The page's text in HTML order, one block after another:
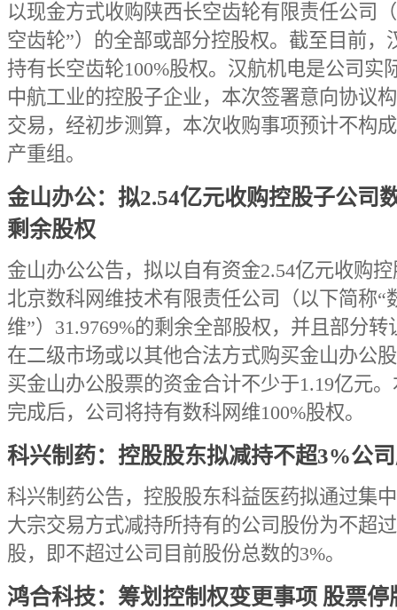
以现金方式收购陕西长空齿轮有限责任公司
空齿轮”）的全部或部分控股权。截至目前，
持有长空齿轮100%股权。汉航机电是公司实
中航工业的控股子企业，本次签署意向协议
交易，经初步测算，本次收购事项预计不构
产重组。
金山办公：拟2.54亿元收购控股子公司
剩余股权
金山办公公告，拟以自有资金2.54亿元收购
北京数科网维技术有限责任公司（以下简称“
维”）31.9769%的剩余全部股权，并且部分转
在二级市场或以其他合法方式购买金山办公
买金山办公股票的资金合计不少于1.19亿元
完成后，公司将持有数科网维100%股权。
科兴制药：控股股东拟减持不超3%公
科兴制药公告，控股股东科益医药拟通过集
大宗交易方式减持所持有的公司股份为不超
股，即不超过公司目前股份总数的3%。
鸿合科技：筹划控制权变更事项 股票停